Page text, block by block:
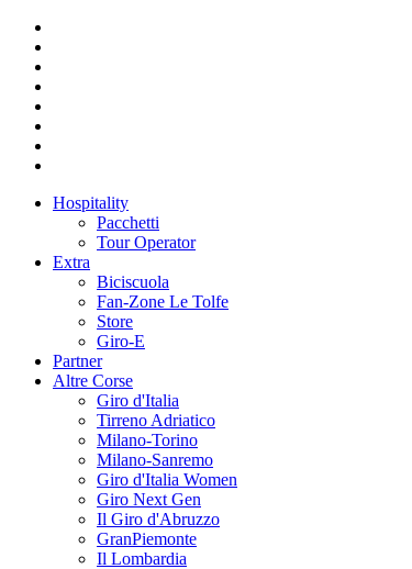
Hospitality
Pacchetti
Tour Operator
Extra
Biciscuola
Fan-Zone Le Tolfe
Store
Giro-E
Partner
Altre Corse
Giro d'Italia
Tirreno Adriatico
Milano-Torino
Milano-Sanremo
Giro d'Italia Women
Giro Next Gen
Il Giro d'Abruzzo
GranPiemonte
Il Lombardia